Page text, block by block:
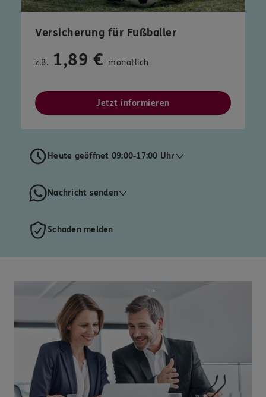
Versicherung für Fußballer
z.B. 1,89 € monatlich
Jetzt informieren
Heute geöffnet 09:00-17:00 Uhr
Nachricht senden
Schaden melden